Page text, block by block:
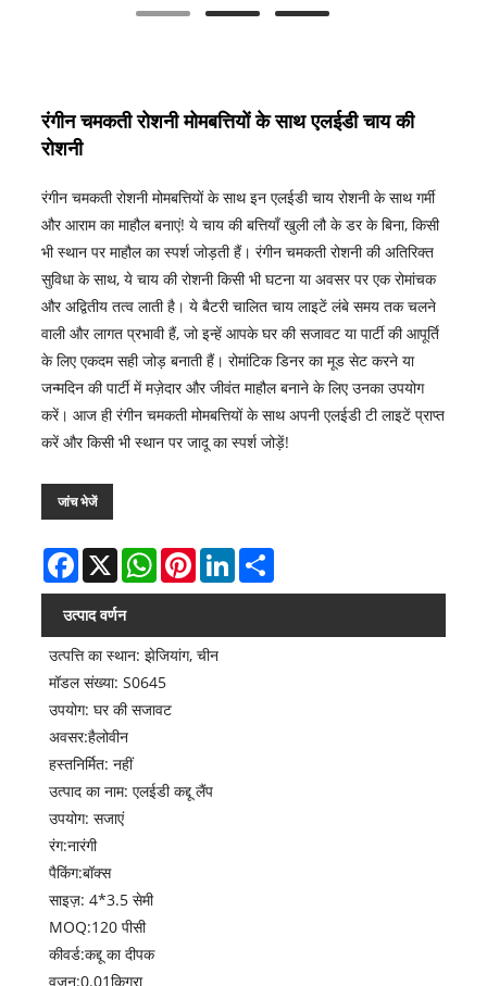
रंगीन चमकती रोशनी मोमबत्तियों के साथ एलईडी चाय की
रोशनी
रंगीन चमकती रोशनी मोमबत्तियों के साथ इन एलईडी चाय रोशनी के साथ गर्मी
और आराम का माहौल बनाएं! ये चाय की बत्तियाँ खुली लौ के डर के बिना, किसी
भी स्थान पर माहौल का स्पर्श जोड़ती हैं। रंगीन चमकती रोशनी की अतिरिक्त
सुविधा के साथ, ये चाय की रोशनी किसी भी घटना या अवसर पर एक रोमांचक
और अद्वितीय तत्व लाती है। ये बैटरी चालित चाय लाइटें लंबे समय तक चलने
वाली और लागत प्रभावी हैं, जो इन्हें आपके घर की सजावट या पार्टी की आपूर्ति
के लिए एकदम सही जोड़ बनाती हैं। रोमांटिक डिनर का मूड सेट करने या
जन्मदिन की पार्टी में मज़ेदार और जीवंत माहौल बनाने के लिए उनका उपयोग
करें। आज ही रंगीन चमकती मोमबत्तियों के साथ अपनी एलईडी टी लाइटें प्राप्त
करें और किसी भी स्थान पर जादू का स्पर्श जोड़ें!
जांच भेजें
Facebook
X WhatsAppPinterestLinkedInShare
उत्पाद वर्णन
उत्पत्ति का स्थान: झेजियांग, चीन
मॉडल संख्या: S0645
उपयोग: घर की सजावट
अवसर:हैलोवीन
हस्तनिर्मित: नहीं
उत्पाद का नाम: एलईडी कद्दू लैंप
उपयोग: सजाएं
रंग:नारंगी
पैकिंग:बॉक्स
साइज़: 4*3.5 सेमी
MOQ:120 पीसी
कीवर्ड:कद्दू का दीपक
वज़न:0.01किग्रा